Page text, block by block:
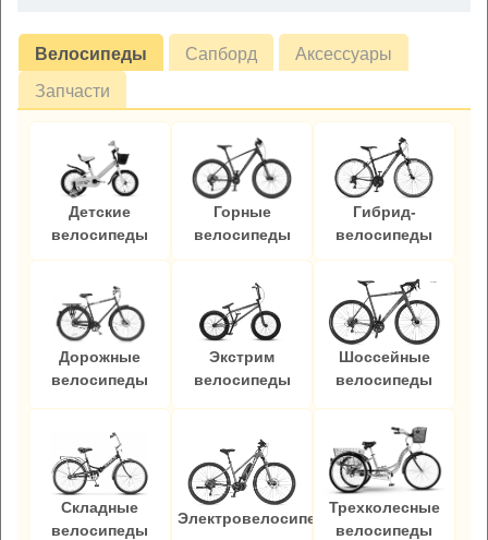
Велосипеды Сапборд
Аксессуары
Запчасти
Детские
велосипеды
Горные
велосипеды
Гибрид-
велосипеды
Дорожные
велосипеды
Экстрим
велосипеды
Шоссейные
велосипеды
Складные
велосипеды
Электровелосипеды
Трехколесные
велосипеды